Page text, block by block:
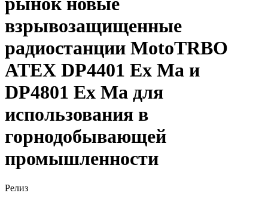
взрывозащищенные
радиостанции MotoTRBO
ATEX DP4401 Ex Ма и
DP4801 Ex Мa для
использования в
горнодобывающей
промышленности
Релиз